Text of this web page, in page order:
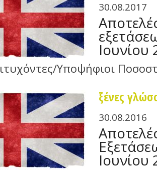
30.08.2017
Ιουνίου
Υποψήφιοι
ξένες
30.08.2016
Ιουνίου